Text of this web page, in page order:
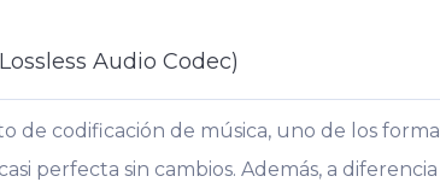
Audio Codec)
de codificación de música, uno de los
perfecta sin cambios. Además, a